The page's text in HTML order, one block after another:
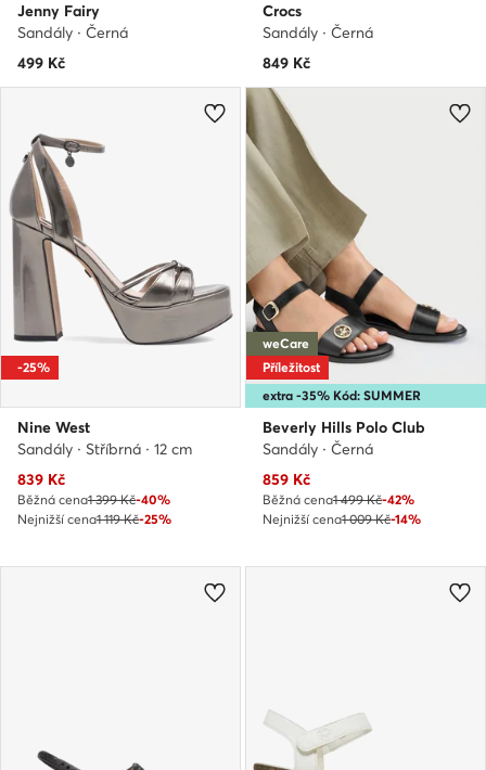
Jenny Fairy
Sandály · Černá
499 Kč
Crocs
Sandály · Černá
849 Kč
-25%
Nine West
Sandály · Stříbrná · 12 cm
Aktuální cena
839 Kč
Běžná cena1 399 Kč-40%
Nejnižší cena1 119 Kč-25%
extra -35% Kód: SUMMER
weCare
Příležitost
Beverly Hills Polo Club
Sandály · Černá
Aktuální cena
859 Kč
Běžná cena1 499 Kč-42%
Nejnižší cena1 009 Kč-14%